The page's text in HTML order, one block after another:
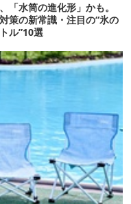
「水筒の進化形」かも。
策の新常識・注目の“氷の
ル”10選